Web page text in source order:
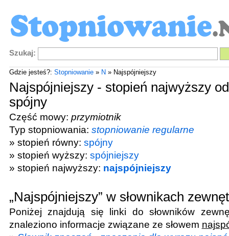
Szukaj:
Gdzie jesteś?: Stopniowanie» N » Najspójniejszy
Najspójniejszy - stopień najwyższy
spójny
Część mowy: przymiotnik
Typ stopniowania: stopniowanie regularne
» stopień równy: spójny
» stopień wyższy: spójniejszy
» stopień najwyższy: najspójniejszy
„Najspójniejszy” w słownikach
Poniżej znajdują się linki do słowników
znaleziono informacje związane ze słowem